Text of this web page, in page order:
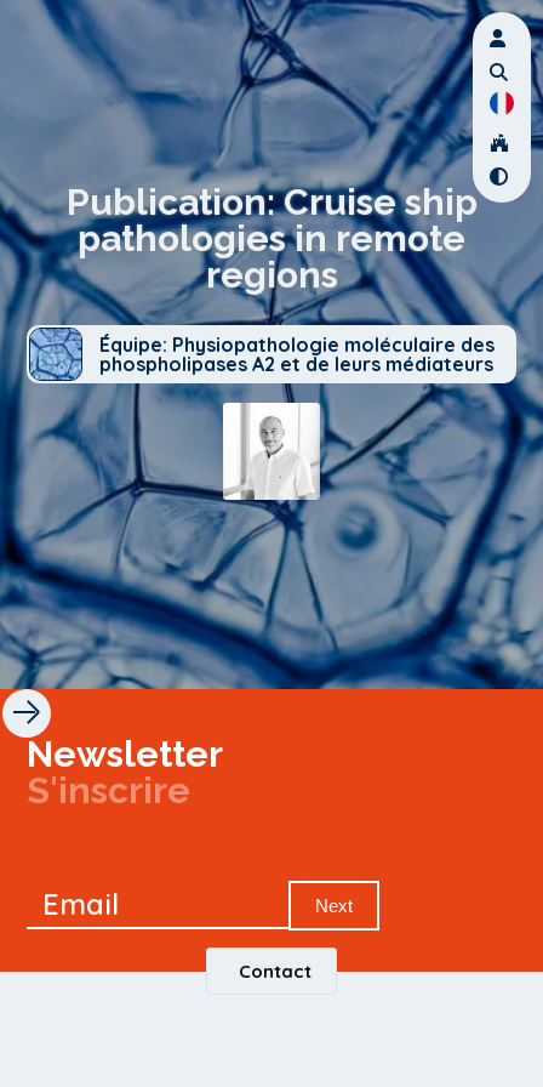
Publication: Cruise ship
pathologies in remote
regions
Équipe: Physiopathologie moléculaire des
phospholipases A2 et de leurs médiateurs
Newsletter
S'inscrire
Signup
Email Next
Contact